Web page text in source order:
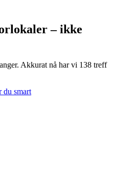
– ikke
. Akkurat nå har vi 138 treff
du smart